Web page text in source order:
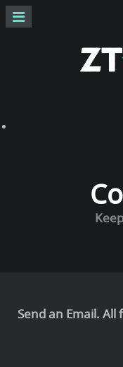
Send an Email.